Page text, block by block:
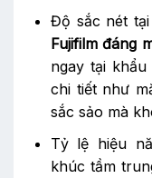
Độ sắc nét
Fujifilm đáng
ngay tại
chi tiết như
sắc sảo mà
Tỷ lệ hiệu
khúc tầm